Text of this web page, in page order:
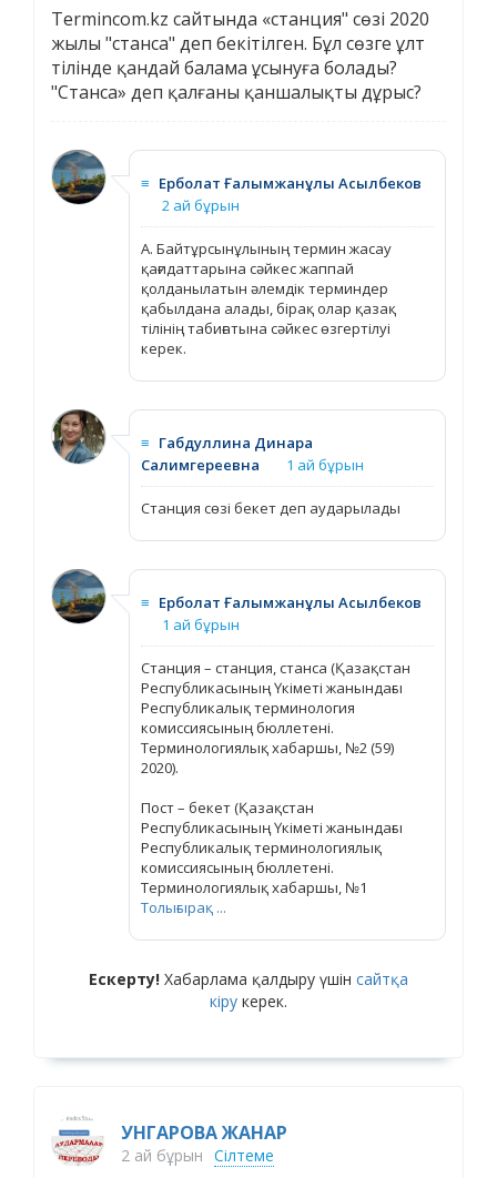
Termincom.kz сайтында «станция" сөзі 2020
жылы "станса" деп бекітілген. Бұл сөзге ұлт
тілінде қандай балама ұсынуға болады?
"Станса» деп қалғаны қаншалықты дұрыс?
≡ Ерболат Ғалымжанұлы Асылбеков
2 ай бұрын
А. Байтұрсынұлының термин жасау
қағидаттарына сәйкес жаппай
қолданылатын әлемдік терминдер
қабылдана алады, бірақ олар қазақ
тілінің табиғатына сәйкес өзгертілуі
керек.
≡ Габдуллина Динара
Салимгереевна
1 ай бұрын
Станция сөзі бекет деп аударылады
≡ Ерболат Ғалымжанұлы Асылбеков
1 ай бұрын
Станция – станция, станса (Қазақстан
Республикасының Үкіметі жанындағы
Республикалық терминология
комиссиясының бюллетені.
Терминологиялық хабаршы, №2 (59)
2020).
Пост – бекет (Қазақстан
Республикасының Үкіметі жанындағы
Республикалық терминологиялық
комиссиясының бюллетені.
Терминологиялық хабаршы, №1
Толығырақ ...
Ескерту! Хабарлама қалдыру үшін сайтқа
кіру керек.
УНГАРОВА ЖАНАР
2 ай бұрын Сілтеме